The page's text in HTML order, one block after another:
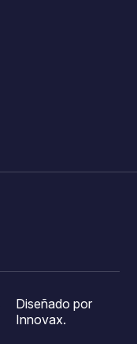
Diseñado por
Innovax.